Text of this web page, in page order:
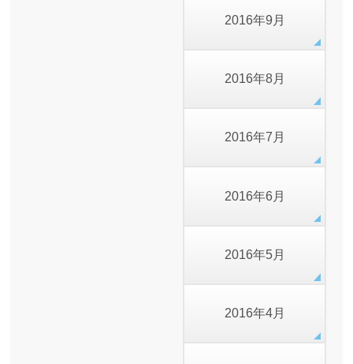
2016年9月
2016年8月
2016年7月
2016年6月
2016年5月
2016年4月